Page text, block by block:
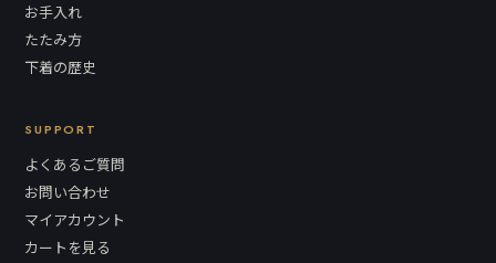
お手入れ
たたみ方
下着の歴史
SUPPORT
よくあるご質問
お問い合わせ
マイアカウント
カートを見る